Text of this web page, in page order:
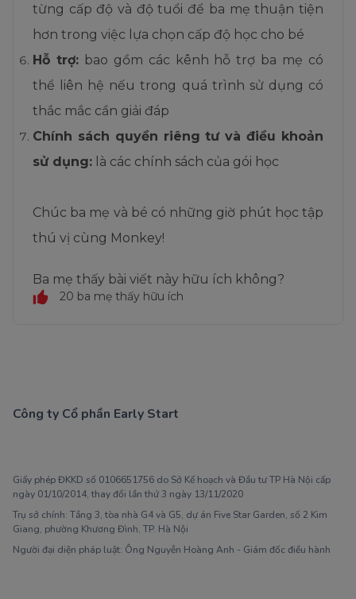
từng cấp độ và độ tuổi để ba mẹ thuận tiện
hơn trong việc lựa chọn cấp độ học cho bé
Hỗ trợ:bao gồm các kênh hỗ trợ ba mẹ có
thể liên hệ nếu trong quá trình sử dụng có
thắc mắc cần giải đáp
Chính sách quyền riêng tư và điều khoản
sử dụng: là các chính sách của gói học
Chúc ba mẹ và bé có những giờ phút học tập
thú vị cùng Monkey!
Ba mẹ thấy bài viết này hữu ích không?
20 ba mẹ thấy hữu ích
Công ty Cổ phần Early Start
Giấy phép ĐKKD số 0106651756 do Sở Kế hoạch và Đầu tư TP Hà Nội cấp
ngày 01/10/2014, thay đổi lần thứ 3 ngày 13/11/2020
Trụ sở chính: Tầng 3, tòa nhà G4 và G5, dự án Five Star Garden, số 2 Kim
Giang, phường Khương Đình, TP. Hà Nội
Người đại diện pháp luật: Ông Nguyễn Hoàng Anh - Giám đốc điều hành